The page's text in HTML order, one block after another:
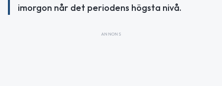
imorgon når det periodens högsta nivå.
ANNONS